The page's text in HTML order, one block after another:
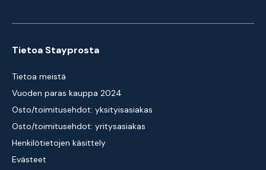
Tietoa Stayprosta
Tietoa meistä
Vuoden paras kauppa 2024
Osto/toimitusehdot: yksityisasiakas
Osto/toimitusehdot: yritysasiakas
Henkilötietojen käsittely
Evästeet